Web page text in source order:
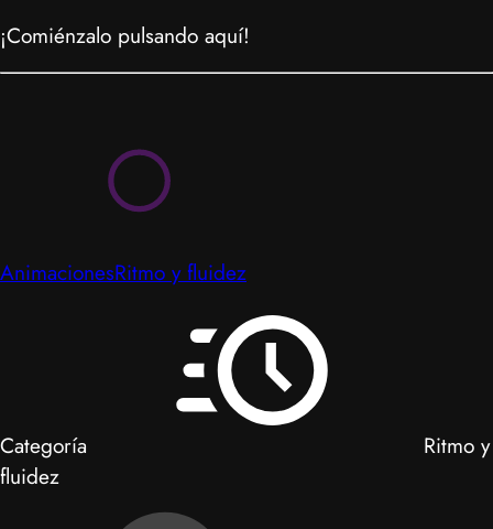
¡Comiénzalo pulsando aquí!
AnimacionesRitmo y fluidez
Categoría
Ritmo y
fluidez